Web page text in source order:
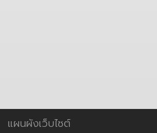
แผนผังเว็บไซต์